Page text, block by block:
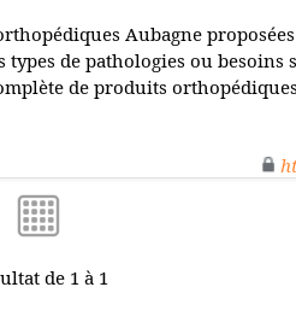
Aubagne
de pathologies ou besoins
de produits
de 1 à 1